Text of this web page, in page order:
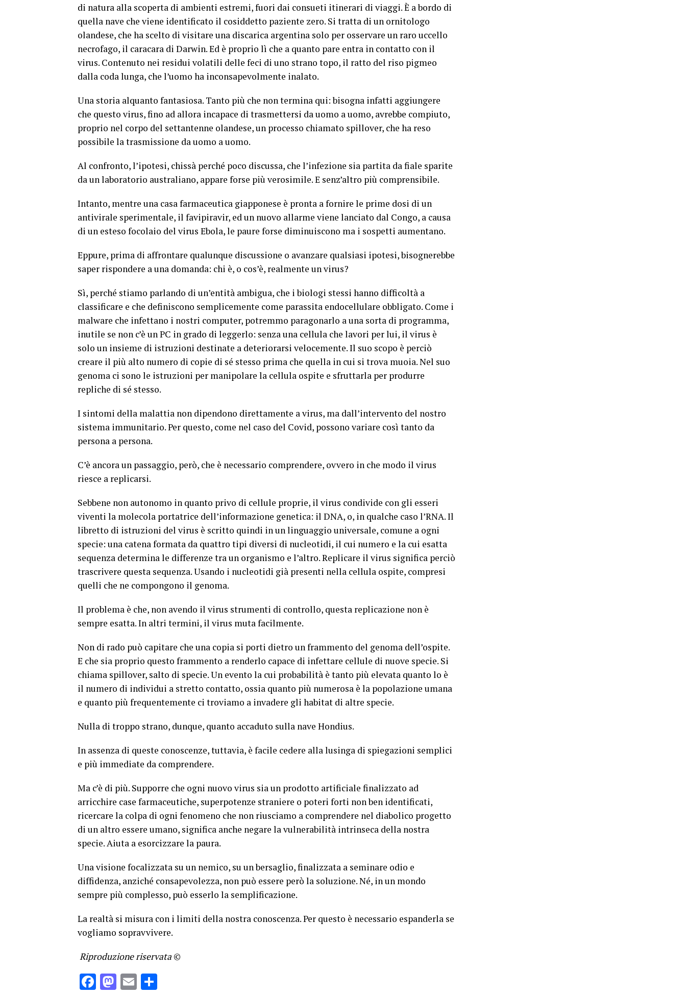
di natura alla scoperta di ambienti estremi, fuori dai consueti itinerari di viaggi. È a bordo di
quella nave che viene identificato il cosiddetto paziente zero. Si tratta di un ornitologo
olandese, che ha scelto di visitare una discarica argentina solo per osservare un raro uccello
necrofago, il caracara di Darwin. Ed è proprio lì che a quanto pare entra in contatto con il
virus. Contenuto nei residui volatili delle feci di uno strano topo, il ratto del riso pigmeo
dalla coda lunga, che l’uomo ha inconsapevolmente inalato.
Una storia alquanto fantasiosa. Tanto più che non termina qui: bisogna infatti aggiungere
che questo virus, fino ad allora incapace di trasmettersi da uomo a uomo, avrebbe compiuto,
proprio nel corpo del settantenne olandese, un processo chiamato spillover, che ha reso
possibile la trasmissione da uomo a uomo.
Al confronto, l’ipotesi, chissà perché poco discussa, che l’infezione sia partita da fiale sparite
da un laboratorio australiano, appare forse più verosimile. E senz’altro più comprensibile.
Intanto, mentre una casa farmaceutica giapponese è pronta a fornire le prime dosi di un
antivirale sperimentale, il favipiravir, ed un nuovo allarme viene lanciato dal Congo, a causa
di un esteso focolaio del virus Ebola, le paure forse diminuiscono ma i sospetti aumentano.
Eppure, prima di affrontare qualunque discussione o avanzare qualsiasi ipotesi, bisognerebbe
saper rispondere a una domanda: chi è, o cos’è, realmente un virus?
Sì, perché stiamo parlando di un’entità ambigua, che i biologi stessi hanno difficoltà a
classificare e che definiscono semplicemente come parassita endocellulare obbligato. Come i
malware che infettano i nostri computer, potremmo paragonarlo a una sorta di programma,
inutile se non c’è un PC in grado di leggerlo: senza una cellula che lavori per lui, il virus è
solo un insieme di istruzioni destinate a deteriorarsi velocemente. Il suo scopo è perciò
creare il più alto numero di copie di sé stesso prima che quella in cui si trova muoia. Nel suo
genoma ci sono le istruzioni per manipolare la cellula ospite e sfruttarla per produrre
repliche di sé stesso.
I sintomi della malattia non dipendono direttamente a virus, ma dall’intervento del nostro
sistema immunitario. Per questo, come nel caso del Covid, possono variare così tanto da
persona a persona.
C’è ancora un passaggio, però, che è necessario comprendere, ovvero in che modo il virus
riesce a replicarsi.
Sebbene non autonomo in quanto privo di cellule proprie, il virus condivide con gli esseri
viventi la molecola portatrice dell’informazione genetica: il DNA, o, in qualche caso l’RNA. Il
libretto di istruzioni del virus è scritto quindi in un linguaggio universale, comune a ogni
specie: una catena formata da quattro tipi diversi di nucleotidi, il cui numero e la cui esatta
sequenza determina le differenze tra un organismo e l’altro. Replicare il virus significa perciò
trascrivere questa sequenza. Usando i nucleotidi già presenti nella cellula ospite, compresi
quelli che ne compongono il genoma.
Il problema è che, non avendo il virus strumenti di controllo, questa replicazione non è
sempre esatta. In altri termini, il virus muta facilmente.
Non di rado può capitare che una copia si porti dietro un frammento del genoma dell’ospite.
E che sia proprio questo frammento a renderlo capace di infettare cellule di nuove specie. Si
chiama spillover, salto di specie. Un evento la cui probabilità è tanto più elevata quanto lo è
il numero di individui a stretto contatto, ossia quanto più numerosa è la popolazione umana
e quanto più frequentemente ci troviamo a invadere gli habitat di altre specie.
Nulla di troppo strano, dunque, quanto accaduto sulla nave Hondius.
In assenza di queste conoscenze, tuttavia, è facile cedere alla lusinga di spiegazioni semplici
e più immediate da comprendere.
Ma c’è di più. Supporre che ogni nuovo virus sia un prodotto artificiale finalizzato ad
arricchire case farmaceutiche, superpotenze straniere o poteri forti non ben identificati,
ricercare la colpa di ogni fenomeno che non riusciamo a comprendere nel diabolico progetto
di un altro essere umano, significa anche negare la vulnerabilità intrinseca della nostra
specie. Aiuta a esorcizzare la paura.
Una visione focalizzata su un nemico, su un bersaglio, finalizzata a seminare odio e
diffidenza, anziché consapevolezza, non può essere però la soluzione. Né, in un mondo
sempre più complesso, può esserlo la semplificazione.
La realtà si misura con i limiti della nostra conoscenza. Per questo è necessario espanderla se
vogliamo sopravvivere.
Riproduzione riservata ©
Facebook
Mastodon
Email